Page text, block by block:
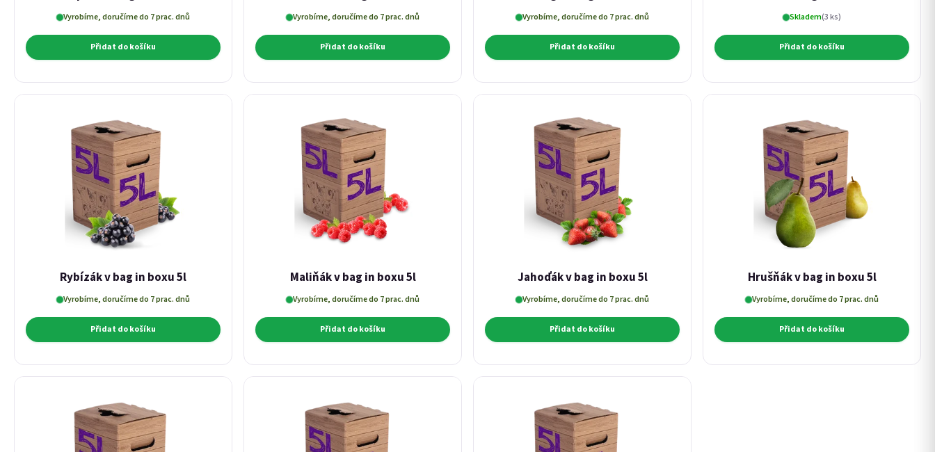
Vyrobíme, doručíme do 7 prac. dnů
Přidat do košíku
Vyrobíme, doručíme do 7 prac. dnů
Přidat do košíku
Vyrobíme, doručíme do 7 prac. dnů
Přidat do košíku
Skladem(3 ks)
Přidat do košíku
Rybízák v bag in boxu 5l
Vyrobíme, doručíme do 7 prac. dnů
Přidat do košíku
Maliňák v bag in boxu 5l
Vyrobíme, doručíme do 7 prac. dnů
Přidat do košíku
Jahoďák v bag in boxu 5l
Vyrobíme, doručíme do 7 prac. dnů
Přidat do košíku
Hrušňák v bag in boxu 5l
Vyrobíme, doručíme do 7 prac. dnů
Přidat do košíku